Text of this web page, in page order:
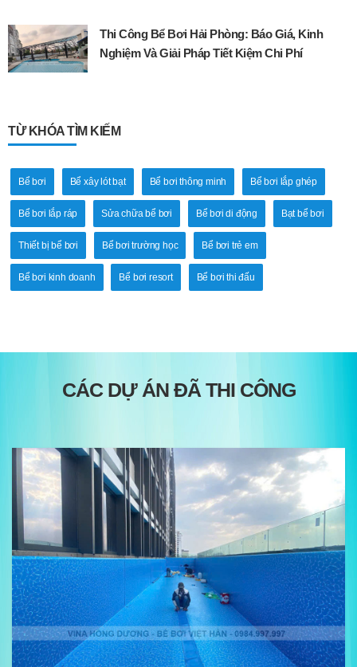
Thi Công Bể Bơi Hải Phòng: Báo Giá, Kinh
Nghiệm Và Giải Pháp Tiết Kiệm Chi Phí
TỪ KHÓA TÌM KIẾM
Bể bơi Bể xây lót bạt Bể bơi thông minh Bể bơi lắp ghép
Bể bơi lắp ráp Sửa chữa bể bơi Bể bơi di động Bạt bể bơi
Thiết bị bể bơi Bể bơi trường học Bể bơi trẻ em
Bể bơi kinh doanh Bể bơi resort Bể bơi thi đấu
CÁC DỰ ÁN ĐÃ THI CÔNG